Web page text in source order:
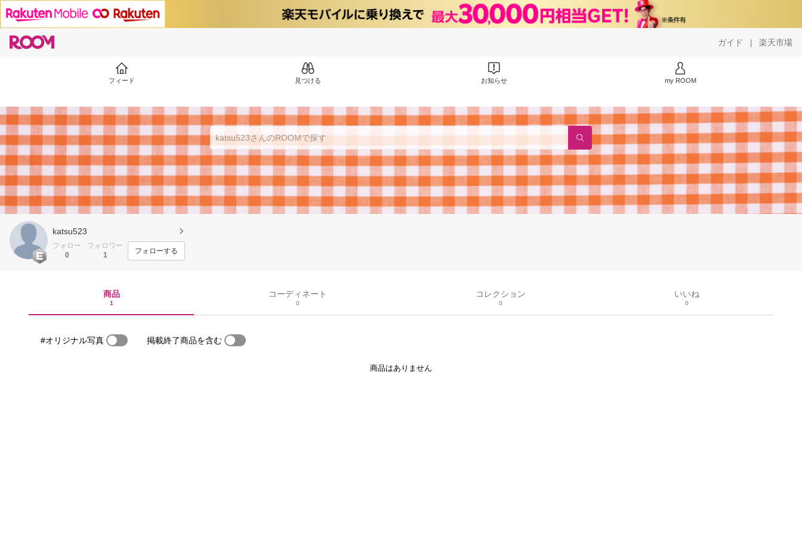
ガイド | 楽天市場
フィード 見つける お知らせ my ROOM
katsu523
フォロー
0
フォロワー
1
フォローする
商品
1
コーディネート
0
コレクション
0
いいね
0
#オリジナル写真 掲載終了商品を含む
商品はありません